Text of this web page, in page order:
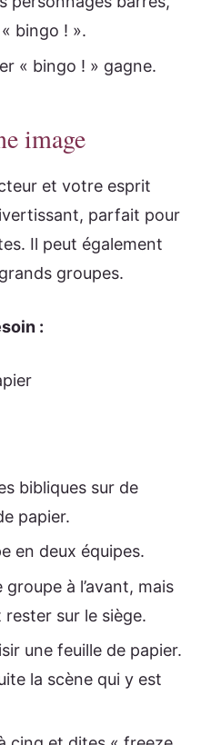
bingo ! ».
« bingo ! » gagne.
image
et votre esprit
parfait pour
Il peut également
groupes.
:
bibliques sur de
papier.
en deux équipes.
à l’avant, mais
sur le siège.
une feuille de papier.
la scène qui y est